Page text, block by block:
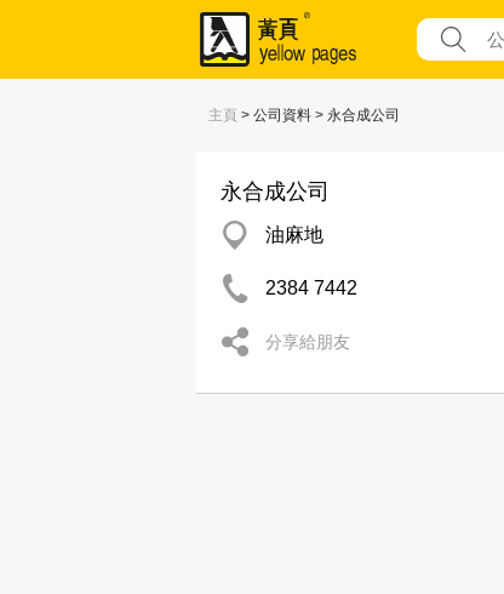
主頁 > 公司資料 > 永合成公司
永合成公司
油麻地
2384 7442
分享給朋友